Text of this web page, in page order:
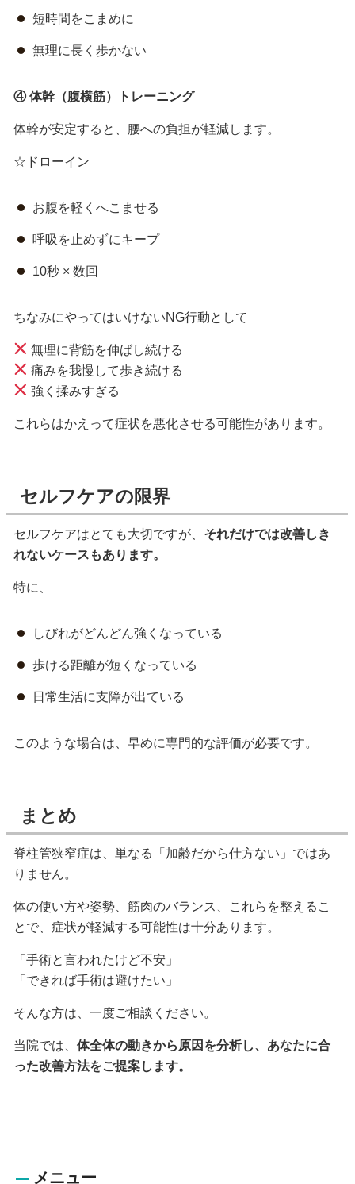
短時間をこまめに
無理に長く歩かない
④体幹（腹横筋）トレーニング
体幹が安定すると、腰への負担が軽減します。
☆ドローイン
お腹を軽くへこませる
呼吸を止めずにキープ
10秒 × 数回
ちなみにやってはいけないNG行動として
無理に背筋を伸ばし続ける
痛みを我慢して歩き続ける
強く揉みすぎる
これらはかえって症状を悪化させる可能性があります。
セルフケアの限界
セルフケアはとても大切ですが、 それだけでは改善しき
れないケースもあります。
特に、
しびれがどんどん強くなっている
歩ける距離が短くなっている
日常生活に支障が出ている
このような場合は、早めに専門的な評価が必要です。
まとめ
脊柱管狭窄症は、単なる「加齢だから仕方ない」ではあ
りません。
体の使い方や姿勢、筋肉のバランス、これらを整えるこ
とで、症状が軽減する可能性は十分あります。
「手術と言われたけど不安」
「できれば手術は避けたい」
そんな方は、一度ご相談ください。
当院では、 体全体の動きから原因を分析し、あなたに合
った改善方法をご提案します。
メニュー